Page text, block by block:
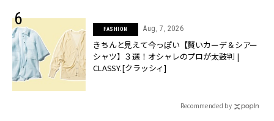
FASHION Aug, 7, 2026
きちんと見えて今っぽい【賢いカーデ＆シアー
シャツ】３選！オシャレのプロが太鼓判 |
CLASSY.[クラッシィ]
Recommended by